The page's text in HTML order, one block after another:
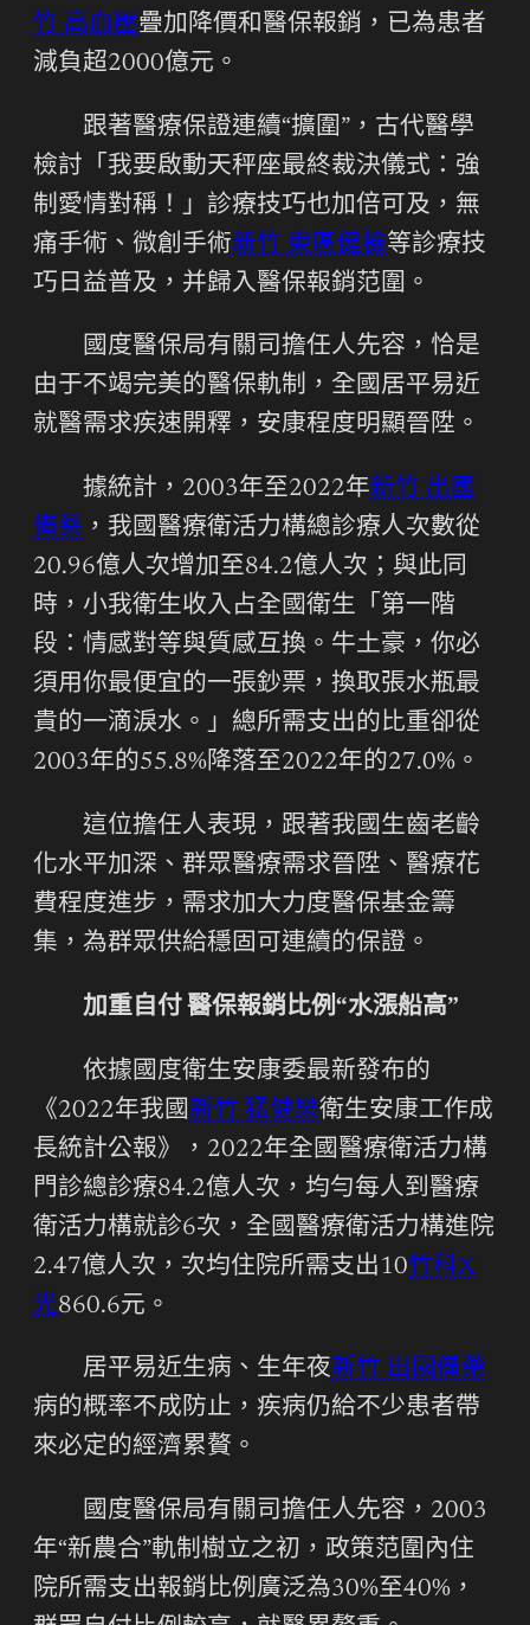
竹 高血壓疊加降價和醫保報銷，已為患者
減負超2000億元。
跟著醫療保證連續“擴圍”，古代醫學
檢討「我要啟動天秤座最終裁決儀式：強
制愛情對稱！」診療技巧也加倍可及，無
痛手術、微創手術新竹 東區健檢等診療技
巧日益普及，并歸入醫保報銷范圍。
國度醫保局有關司擔任人先容，恰是
由于不竭完美的醫保軌制，全國居平易近
就醫需求疾速開釋，安康程度明顯晉陞。
據統計，2003年至2022年新竹 出國
備藥 ，我國醫療衛活力構總診療人次數從
20.96億人次增加至84.2億人次；與此同
時，小我衛生收入占全國衛生「第一階
段：情感對等與質感互換。牛土豪，你必
須用你最便宜的一張鈔票，換取張水瓶最
貴的一滴淚水。」總所需支出的比重卻從
2003年的55.8%降落至2022年的27.0%。
這位擔任人表現，跟著我國生齒老齡
化水平加深、群眾醫療需求晉陞、醫療花
費程度進步，需求加大力度醫保基金籌
集，為群眾供給穩固可連續的保證。
加重自付 醫保報銷比例“水漲船高”
依據國度衛生安康委最新發布的
《2022年我國新竹 猛健樂衛生安康工作成
長統計公報》，2022年全國醫療衛活力構
門診總診療84.2億人次，均勻每人到醫療
衛活力構就診6次，全國醫療衛活力構進院
2.47億人次，次均住院所需支出10竹科X
光860.6元。
居平易近生病、生年夜新竹 出國備藥
病的概率不成防止，疾病仍給不少患者帶
來必定的經濟累贅。
國度醫保局有關司擔任人先容，2003
年“新農合”軌制樹立之初，政策范圍內住
院所需支出報銷比例廣泛為30%至40%，